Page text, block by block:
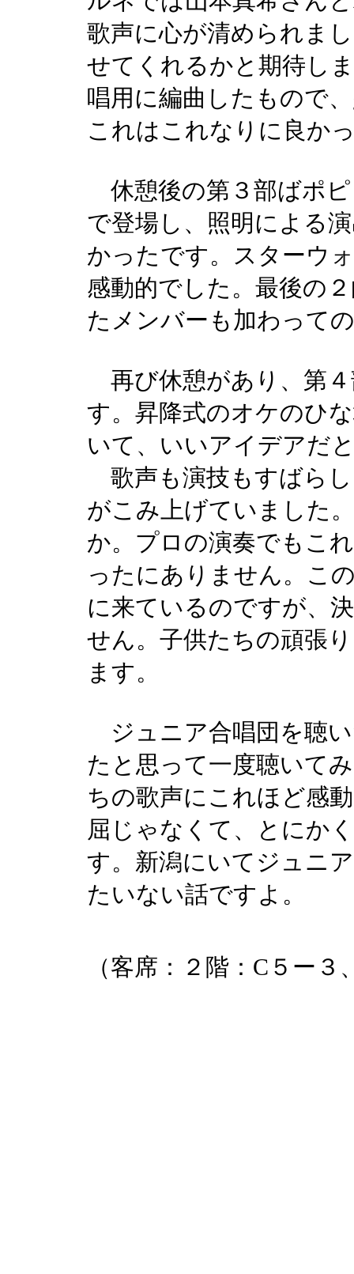
歌声に心が清められま
せてくれるかと期待し
唱用に編曲したもので
これはこれなりに良か
休憩後の第３部ばポ
で登場し、照明による
かったです。スターウ
感動的でした。最後の
たメンバーも加わって
再び休憩があり、第
す。昇降式のオケのひ
いて、いいアイデアだ
歌声も演技もすばら
がこみ上げていました
か。プロの演奏でもこ
ったにありません。こ
に来ているのですが、
せん。子供たちの頑張
ます。
ジュニア合唱団を聴
たと思って一度聴いて
ちの歌声にこれほど感
屈じゃなくて、とにか
す。新潟にいてジュニ
たいない話ですよ。
（客席：２階：C５ー